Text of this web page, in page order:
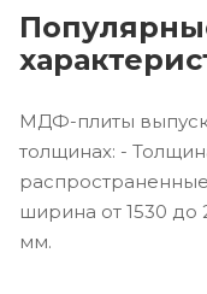
МДФ-плиты
толщинах: -
ширина от 1530 до
мм.